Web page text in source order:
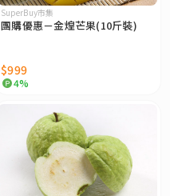
SuperBuy市集
團購優惠－金煌芒果(10斤裝)
$999
4%